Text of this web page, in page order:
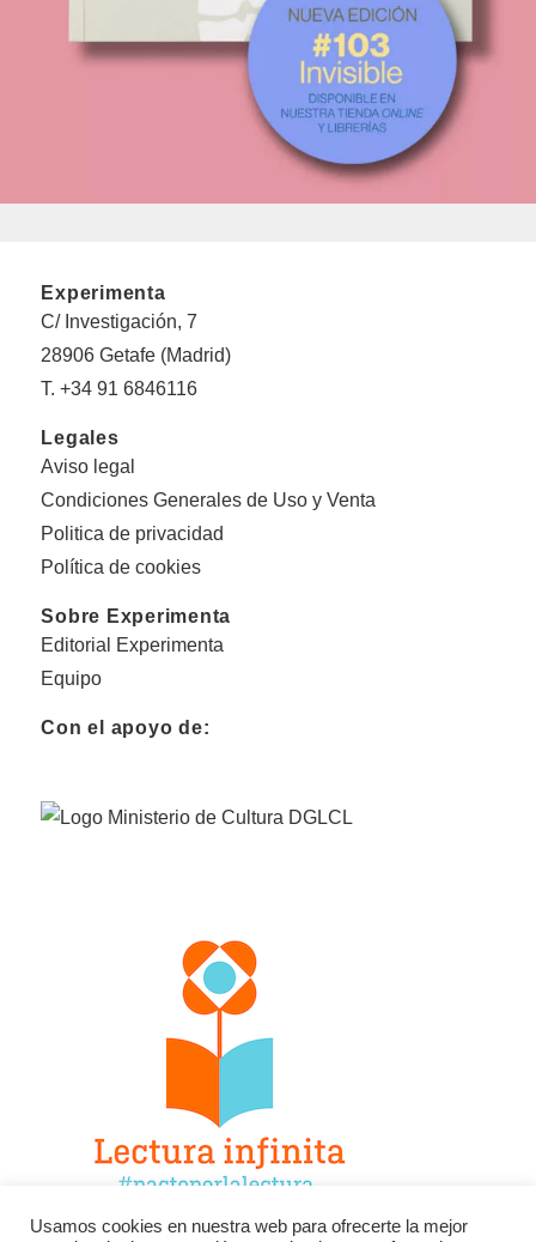
Experimenta
C/ Investigación, 7
28906 Getafe (Madrid)
T. +34 91 6846116
Legales
Aviso legal
Condiciones Generales de Uso y Venta
Politica de privacidad
Política de cookies
Sobre Experimenta
Editorial Experimenta
Equipo
Con el apoyo de:
Usamos cookies en nuestra web para ofrecerte la mejor